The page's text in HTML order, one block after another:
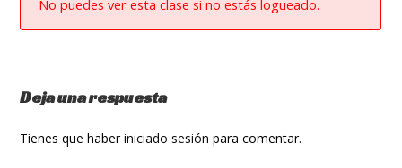
No puedes ver esta clase si no estás logueado.
Deja una respuesta
Tienes que haberiniciado sesión para comentar.